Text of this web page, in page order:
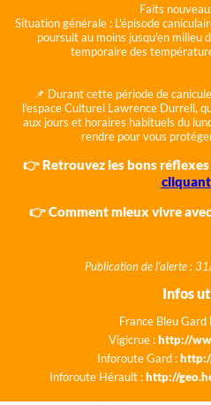
Faits
Situation générale : L'épisode
poursuit au moins jusqu'en milieu
temporaire des
📌 Durant cette période de
l'espace Culturel Lawrence Durrell,
aux jours et horaires habituels du
rendre pour vous
👉 Retrouvez les bons
👉 Comment mieux vivre
Publication de l'alerte :
Infos
France Bleu
Vigicrue :http://
Inforoute Gard :
Inforoute Hérault :http://